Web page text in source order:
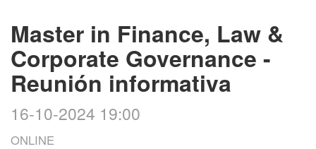
Master in Finance, Law &
Corporate Governance -
Reunión informativa
16-10-2024 19:00
ONLINE